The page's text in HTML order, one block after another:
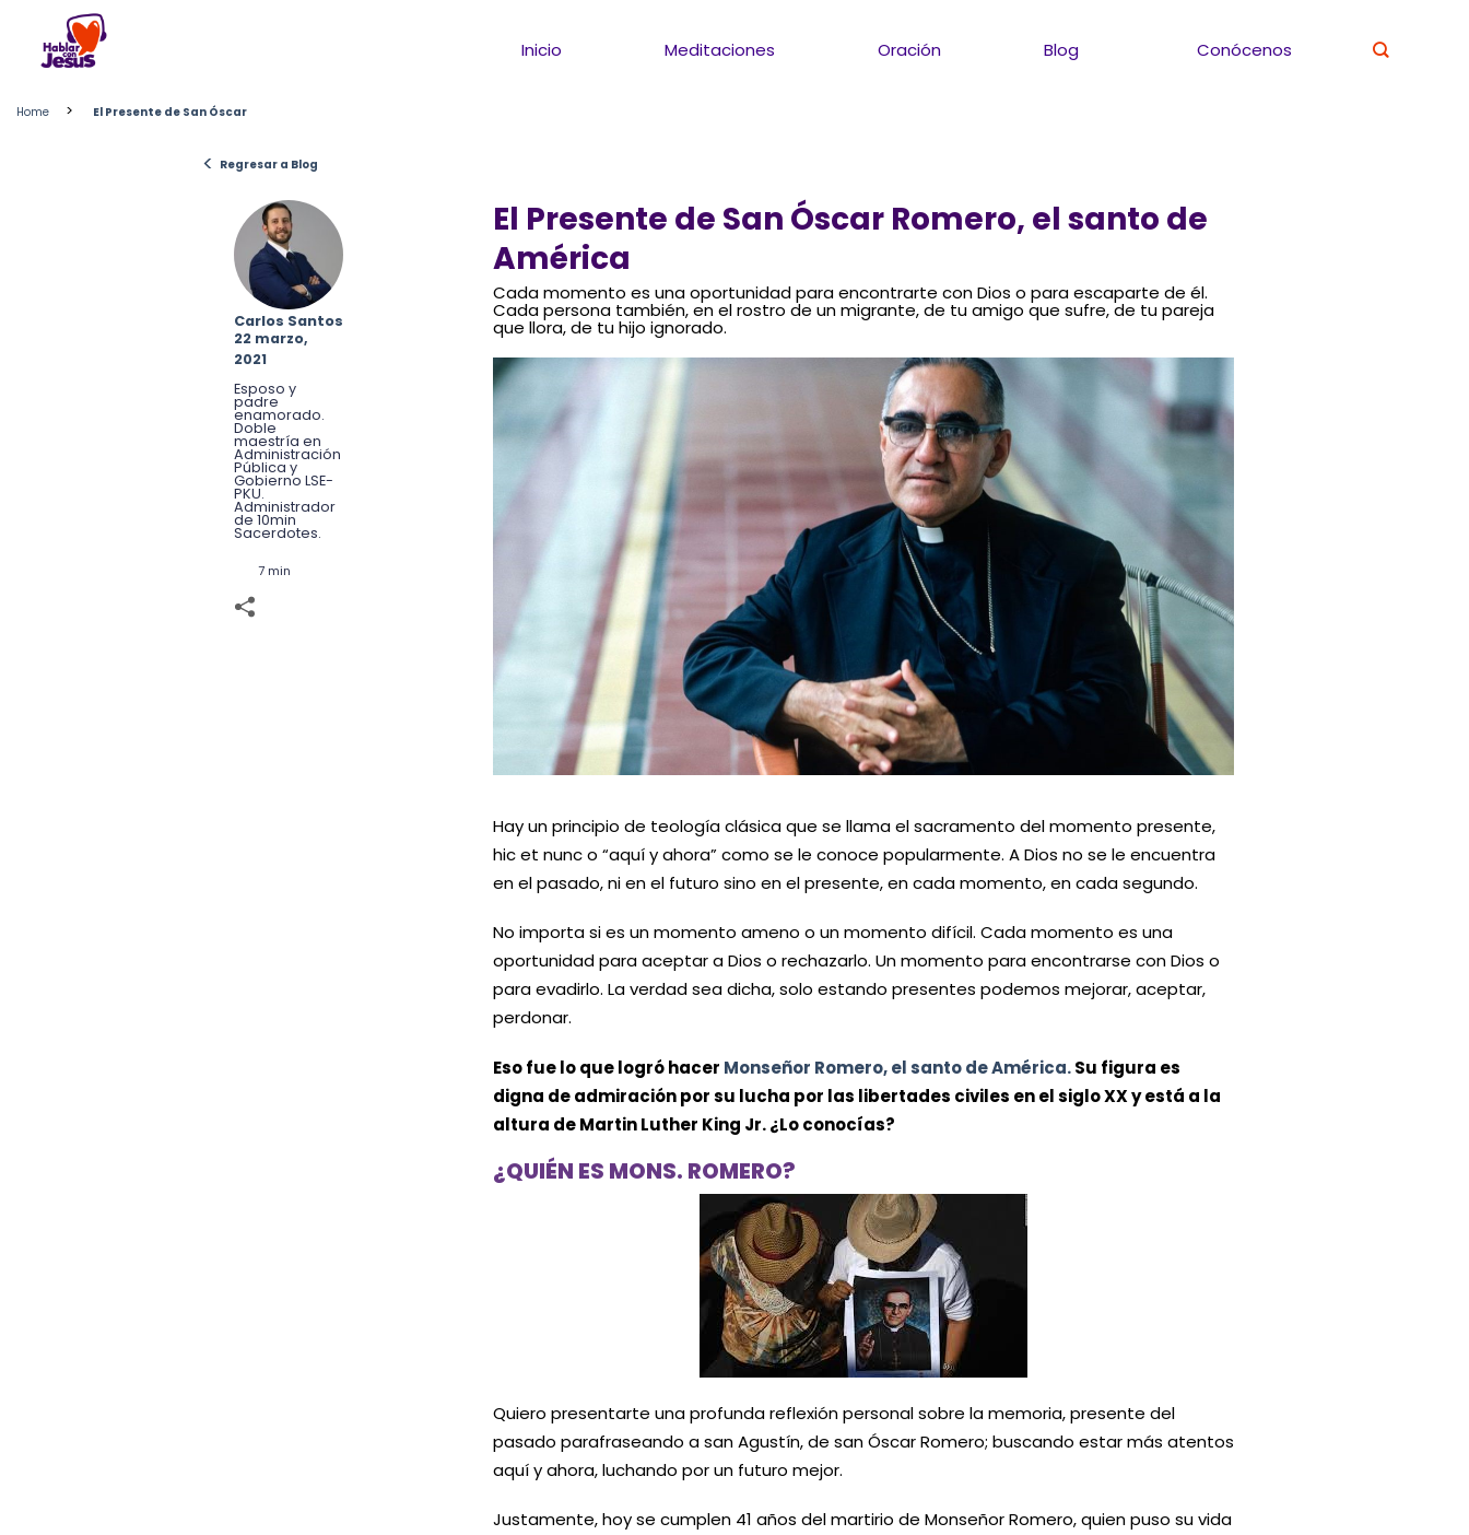
content
Inicio Meditaciones Oración Blog Conócenos
Home > El Presente de San Óscar
< Regresar a Blog
Carlos Santos
22 marzo,
2021
Esposo y
padre
enamorado.
Doble
maestría en
Administración
Pública y
Gobierno LSE-
PKU.
Administrador
de 10min
Sacerdotes.
7 min
El Presente de San Óscar Romero, el santo de
América
Cada momento es una oportunidad para encontrarte con Dios o para escaparte de él.
Cada persona también, en el rostro de un migrante, de tu amigo que sufre, de tu pareja
que llora, de tu hijo ignorado.
Hay un principio de teología clásica que se llama el sacramento del momento presente,
hic et nunc o “aquí y ahora” como se le conoce popularmente. A Dios no se le encuentra
en el pasado, ni en el futuro sino en el presente, en cada momento, en cada segundo.
No importa si es un momento ameno o un momento difícil. Cada momento es una
oportunidad para aceptar a Dios o rechazarlo. Un momento para encontrarse con Dios o
para evadirlo. La verdad sea dicha, solo estando presentes podemos mejorar, aceptar,
perdonar.
Eso fue lo que logró hacer Monseñor Romero, el santo de América.Su figura es
digna de admiración por su lucha por las libertades civiles en el siglo XX y está a la
altura de Martin Luther King Jr. ¿Lo conocías?
¿QUIÉN ES MONS. ROMERO?
Quiero presentarte una profunda reflexión personal sobre la memoria, presente del
pasado parafraseando a san Agustín, de san Óscar Romero; buscando estar más atentos
aquí y ahora, luchando por un futuro mejor.
Justamente, hoy se cumplen 41 años del martirio de Monseñor Romero, quien puso su vida